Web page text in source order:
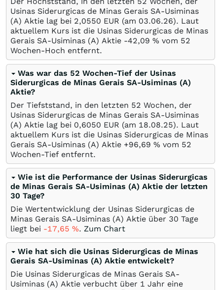
Usinas Siderurgicas de Minas Gerais SA-Usiminas
(A) Aktie lag bei 2,0550 EUR (am 03.06.26). Laut
aktuellem Kurs ist die Usinas Siderurgicas de Minas
Gerais SA-Usiminas (A) Aktie -42,09 % vom 52
Wochen-Hoch entfernt.
Was war das 52 Wochen-Tief der Usinas
Siderurgicas de Minas Gerais SA-Usiminas (A)
Aktie?
Der Tiefststand, in den letzten 52 Wochen, der
Usinas Siderurgicas de Minas Gerais SA-Usiminas
(A) Aktie lag bei 0,6050 EUR (am 18.08.25). Laut
aktuellem Kurs ist die Usinas Siderurgicas de Minas
Gerais SA-Usiminas (A) Aktie +96,69 % vom 52
Wochen-Tief entfernt.
Wie ist die Performance der Usinas Siderurgicas
de Minas Gerais SA-Usiminas (A) Aktie der letzten
30 Tage?
Die Wertentwicklung der Usinas Siderurgicas de
Minas Gerais SA-Usiminas (A) Aktie über 30 Tage
liegt bei -17,65 %. Zum Chart
Wie hat sich die Usinas Siderurgicas de Minas
Gerais SA-Usiminas (A) Aktie entwickelt?
Die Usinas Siderurgicas de Minas Gerais SA-
Usiminas (A) Aktie verbucht über 1 Jahr eine